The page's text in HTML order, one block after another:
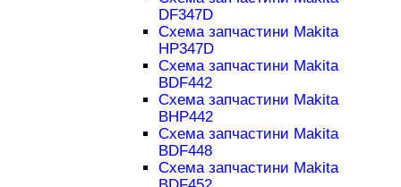
DF347D
Схема запчастини Makita
HP347D
Схема запчастини Makita
BDF442
Схема запчастини Makita
BHP442
Схема запчастини Makita
BDF448
Схема запчастини Makita